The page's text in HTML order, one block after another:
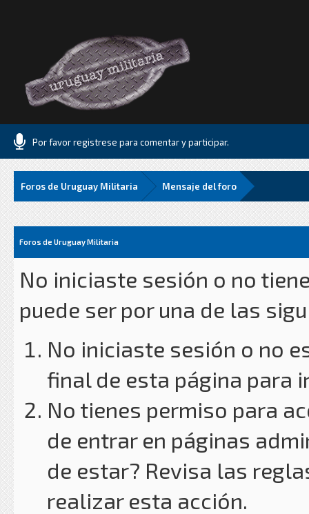
Por favor registrese para comentar y participar.
Foros de Uruguay Militaria Mensaje del foro
Foros de Uruguay Militaria
No iniciaste sesión o no
puede ser por una de las
No iniciaste sesión o no
final de esta página para
No tienes permiso para
de entrar en páginas
de estar? Revisa las
realizar esta acción.